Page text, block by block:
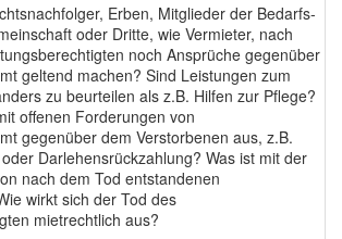
Erben, Mitglieder der Bedarfs-
oder Dritte, wie Vermieter, nach
noch Ansprüche gegenüber
geltend machen? Sind Leistungen zum
zu beurteilen als z.B. Hilfen zur Pflege?
offenen Forderungen von
gegenüber dem Verstorbenen aus, z.B.
Darlehensrückzahlung? Was ist mit der
nach dem Tod entstandenen
wirkt sich der Tod des
mietrechtlich aus?